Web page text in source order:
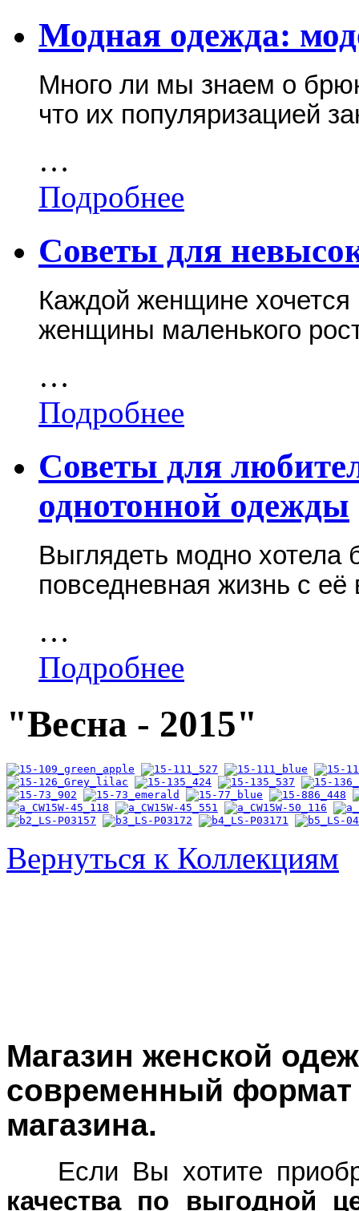
Модная одежда:
Много ли мы знаем о
что их популяризацией
…
Подробнее
Советы для
Каждой женщине хочется
женщины маленького
…
Подробнее
Советы для
однотонной одежды
Выглядеть модно
повседневная жизнь с
…
Подробнее
"Весна - 2015"
Вернуться к Коллекциям
Магазин женской
современный формат
магазина.
Если Вы хотите
качества по выгодной